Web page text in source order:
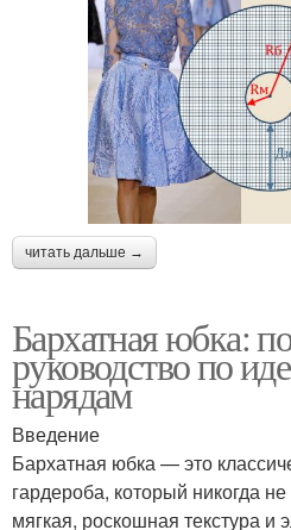
читать дальше →
Бархатная юбка:
руководство по
нарядам
Введение
Бархатная юбка — это
гардероба, который никогда
мягкая, роскошная текстура и